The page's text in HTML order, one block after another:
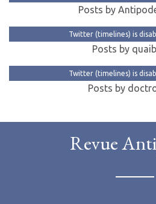
Posts by
Twitter (timelines) is
Posts by
Twitter (timelines) is
Posts by
Revue